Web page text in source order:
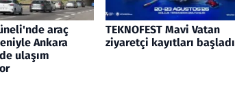
araç
Ankara
ulaşım
TEKNOFEST Mavi Vatan
ziyaretçi kayıtları başladı